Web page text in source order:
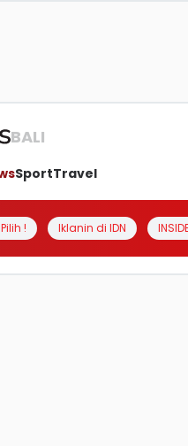
BALI
SportTravel
! Iklanin di IDN